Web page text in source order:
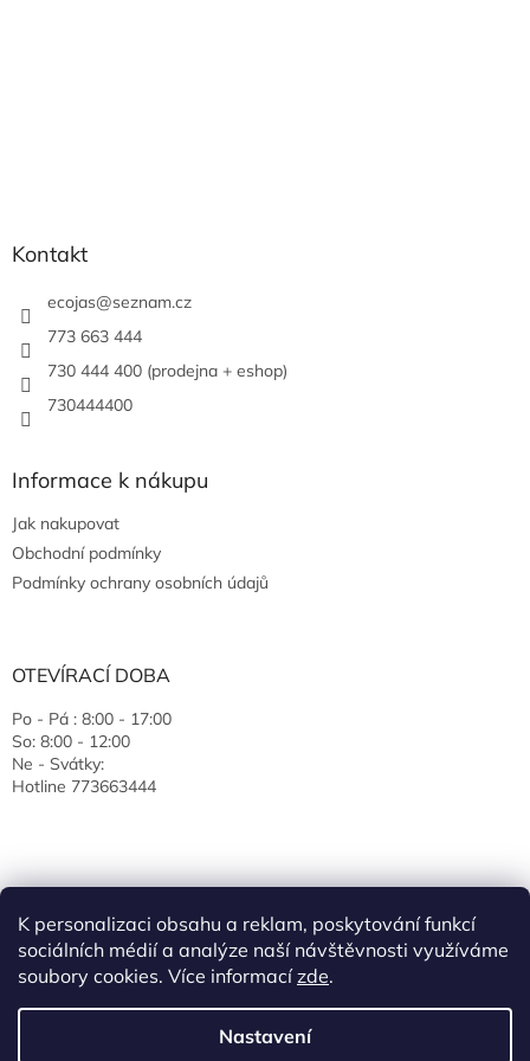
K personalizaci obsahu a reklam, poskytování funkcí
sociálních médií a analýze naší návštěvnosti využíváme
soubory cookies. Více informacízde.
Nastavení
Kontakt
ecojas@seznam.cz
773 663 444
730 444 400 (prodejna + eshop)
730444400
Informace k nákupu
Jak nakupovat
Obchodní podmínky
Podmínky ochrany osobních údajů
OTEVÍRACÍ DOBA
Po - Pá : 8:00 - 17:00
So: 8:00 - 12:00
Ne - Svátky:
Hotline 773663444